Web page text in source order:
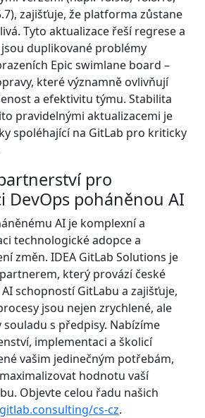
zajišťuje, že platforma zůstane
Tyto aktualizace řeší regrese a
duplikované problémy
Epic swimlane board –
které významně ovlivňují
a efektivitu týmu. Stabilita
pravidelnými aktualizacemi je
spoléhající na GitLab pro kriticky
pro
DevOps poháněnou AI
AI je komplexní a
technologické adopce a
změn. IDEA GitLab Solutions je
který provází české
schopností GitLabu a zajišťuje,
jsou nejen zrychlené, ale
souladu s předpisy. Nabízíme
implementaci a školicí
vašim jedinečným potřebám,
hodnotu vaší
Objevte celou řadu našich
cs-cz.